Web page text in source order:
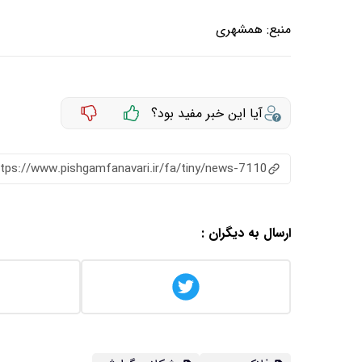
منبع: همشهری
آیا این خبر مفید بود؟
www.pishgamfanavari.ir/fa/tiny/news-7110
ارسال به دیگران :